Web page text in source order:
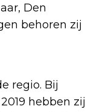
Den
behoren zij
regio. Bij
hebben zij